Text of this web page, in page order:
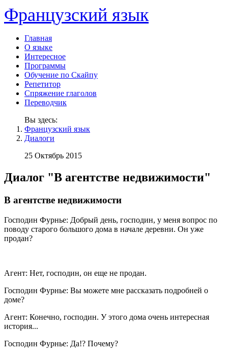
Французский язык
Главная
О языке
Интересное
Программы
Обучение по Скайпу
Репетитор
Спряжение глаголов
Переводчик
Вы здесь:
Французский язык
Диалоги
25 Октябрь 2015
Диалог "В агентстве недвижимости"
В агентстве недвижимости
Господин Фурнье: Добрый день, господин, у меня вопрос по
поводу старого большого дома в начале деревни. Он уже
продан?
Агент: Нет, господин, он еще не продан.
Господин Фурнье: Вы можете мне рассказать подробней о
доме?
Агент: Конечно, господин. У этого дома очень интересная
история...
Господин Фурнье: Да!? Почему?